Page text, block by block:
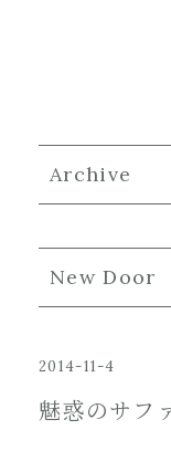
Archive
New Door
2014-11-4
魅惑のサフ